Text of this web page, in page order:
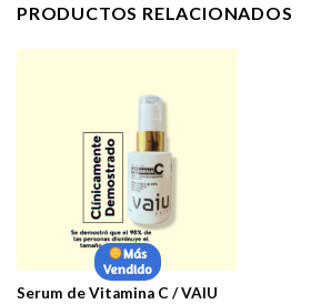
PRODUCTOS RELACIONADOS
Más
Vendido
Serum de Vitamina C / VAIU